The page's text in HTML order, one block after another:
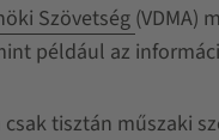
Szövetség(VDMA)
például az
tisztán műszaki